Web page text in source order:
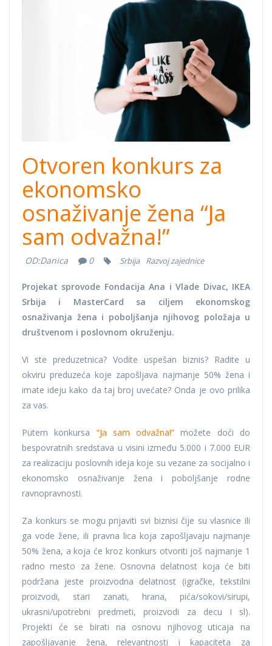
Otvoren konkurs za
ekonomsko
osnaživanje žena “Ja
sam odvažna!”
OD:Danica 0 Srbija Razvoj zajednice
Projekat sprovode Fondacija Ana i Vlade Divac, IKEA
Srbija i MasterCard sa ciljem ekonomskog
osnaživanja žena i poboljšanja njihovog položaja u
društvenom i poslovnom okruženju.
Vi ste preduzetnica? Vodite uspešan biznis? Radite u
okviru preduzeća koje zapošljava najmanje 50% žena i
imate ideju kako da taj broj uvećate? Onda je ovo prilika
za vas.
Putem konkursa “Ja sam odvažna!” možete doći do
bespovratnih sredstava u visini između 5.000 i 7.000 EUR
za realizaciju poslovnih ideja koje su vezane za socijalno i
ekonomsko osnaživanje žena i poboljšanje rodne
ravnopravnosti.
Za konkurs se mogu prijaviti svi biznisi čije su vlasnice ili
ga vode žene, ili pravna lica koja zapošljavaju najmanje
50% žena, a koja će kroz konkurs otvoriti još najmanje 1
radno mesto za žene. Osnovna delatnost koja će biti
podržana jeste proizvodna delatnost (igračke, tekstilni
proizvodi, stari zanati, hrana, pića/sokovi/sirupi,
ukrasni/upotrebni predmeti, proizvodi za decu i sl).
Projekti će se birati na osnovu njihovog uticaja na
zapošljavanje žena, relevantnosti i kapaciteta za